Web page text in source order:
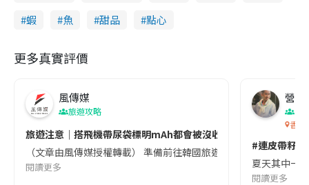
蝦
魚 甜品 點心
更多真實評價
風傳媒
旅遊攻略
旅遊注意｜搭飛機帶尿袋標明mAh都會被沒收😱出發前切記檢查
（文章由風傳媒授權轉載） 準備前往韓國旅遊的民眾，近期要
閱讀更多
營養
香港
#連皮帶籽
夏天其中一
閱讀更多